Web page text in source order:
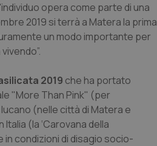
opera come parte di una
2019 si terrà a Matera la prima
un modo importante per
2019 che ha portato
"More Than Pink" (per
(nelle città di Matera e
(la ‘Carovana della
condizioni di disagio socio-